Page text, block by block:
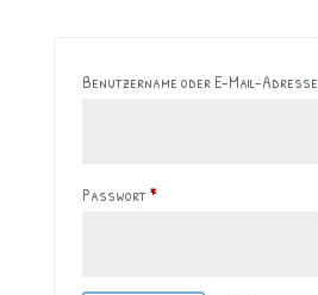
Benutzername oder E-Mail-Adresse
Passwort *Erforderlich